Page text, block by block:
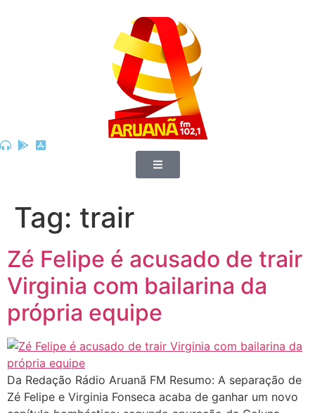
Tag: trair
Zé Felipe é acusado de trair
Virginia com bailarina da
própria equipe
Da Redação Rádio Aruanã FM Resumo: A separação de
Zé Felipe e Virginia Fonseca acaba de ganhar um novo